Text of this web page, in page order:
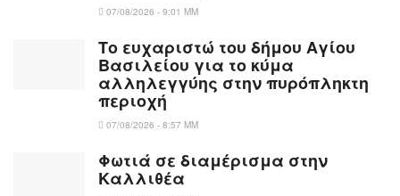
07/08/2026 - 9:01 ΜΜ
Το ευχαριστώ του δήμου Αγίου
Βασιλείου για το κύμα
αλληλεγγύης στην πυρόπληκτη
περιοχή
07/08/2026 - 8:57 ΜΜ
Φωτιά σε διαμέρισμα στην
Καλλιθέα